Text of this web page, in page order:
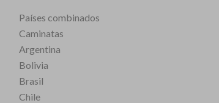
Países combinados
Caminatas
Argentina
Bolivia
Brasil
Chile